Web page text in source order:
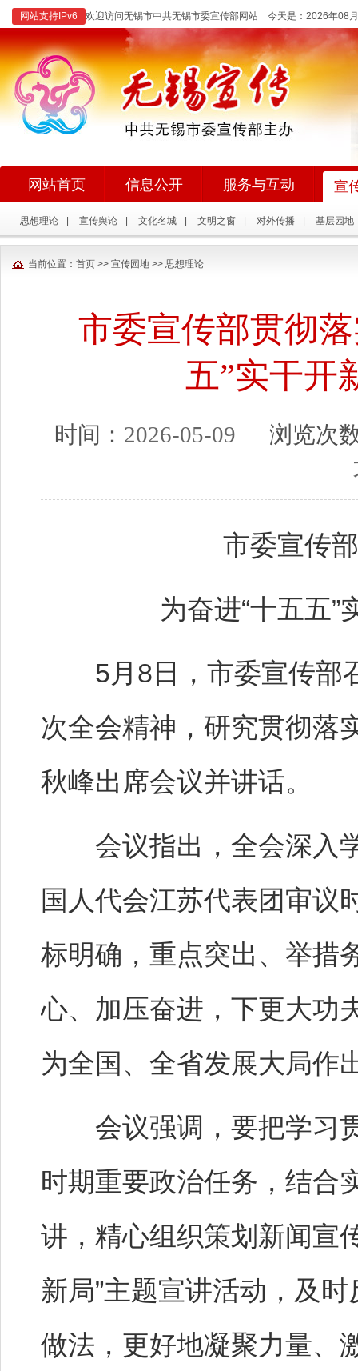
网站支持IPv6 欢迎访问无锡市中共无锡市委宣传部网站 今天是： 2026年08
网站首页 信息公开 服务与互动 宣
思想理论 宣传舆论 文化名城 文明之窗 对外传播 基层园地
当前位置： 首页 >> 宣传园地 >> 思想理论
市委宣传部贯彻
五”实干开
时间： 2026-05-09 浏览次
市委宣传
为奋进“十五五
5月8日，市委宣传部
次全会精神，研究贯彻落
秋峰出席会议并讲话。
会议指出，全会深入学
国人代会江苏代表团审议
标明确，重点突出、举措
心、加压奋进，下更大功
为全国、全省发展大局作
会议强调，要把学习贯
时期重要政治任务，结合
讲，精心组织策划新闻宣
新局”主题宣讲活动，及
做法，更好地凝聚力量、